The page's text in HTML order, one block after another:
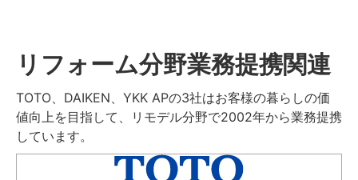
リフォーム分野業務提携関連
TOTO、DAIKEN、YKK APの3社はお客様の暮らしの価
値向上を目指して、リモデル分野で2002年から業務提携
しています。